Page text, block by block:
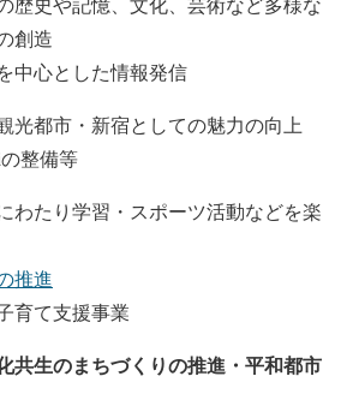
創造
中心とした情報発信
光都市・新宿としての魅力の向上
整備等
わたり学習・スポーツ活動などを楽
推進
育て支援事業
共生のまちづくりの推進・平和都市